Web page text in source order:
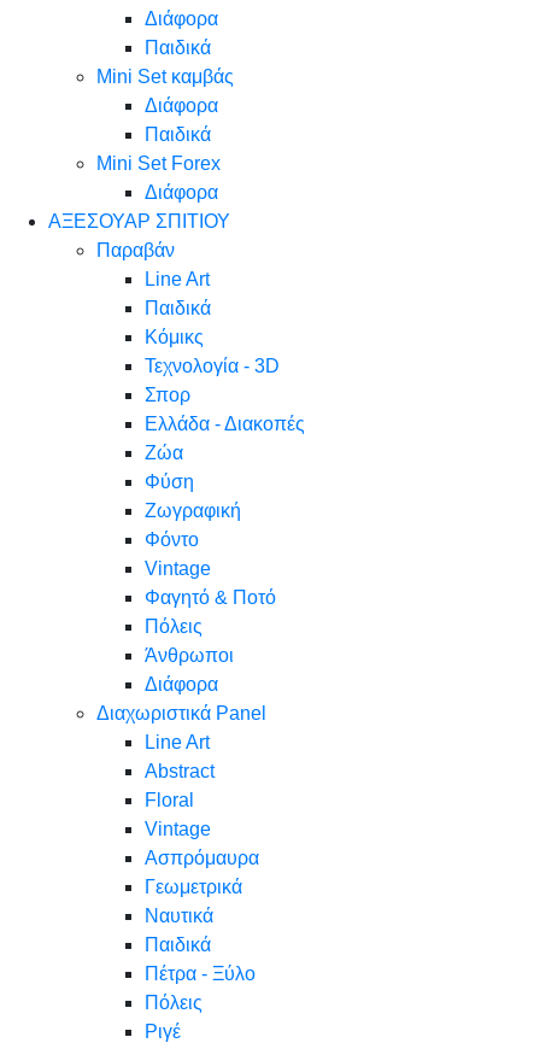
Διάφορα
Παιδικά
Mini Set καμβάς
Διάφορα
Παιδικά
Mini Set Forex
Διάφορα
ΑΞΕΣΟΥΑΡ ΣΠΙΤΙΟΥ
Παραβάν
Line Art
Παιδικά
Κόμικς
Τεχνολογία - 3D
Σπορ
Ελλάδα - Διακοπές
Ζώα
Φύση
Ζωγραφική
Φόντο
Vintage
Φαγητό & Ποτό
Πόλεις
Άνθρωποι
Διάφορα
Διαχωριστικά Panel
Line Art
Abstract
Floral
Vintage
Ασπρόμαυρα
Γεωμετρικά
Ναυτικά
Παιδικά
Πέτρα - Ξύλο
Πόλεις
Ριγέ